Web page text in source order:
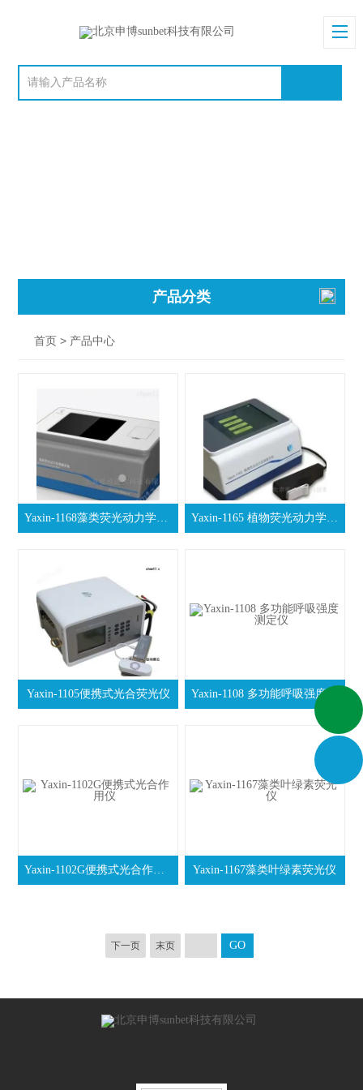
产品分类
首页 > 产品中心
Yaxin-1168藻类荧光动力学测量系统 Yaxin-1165 植物荧光动力学测量系统
Yaxin-1105便携式光合荧光仪
Yaxin-1102G便携式光合作用仪 Yaxin-1167藻类叶绿素荧光仪
下一页 末页